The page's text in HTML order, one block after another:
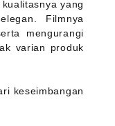
yang
Filmnya
mengurangi
varian produk
keseimbangan